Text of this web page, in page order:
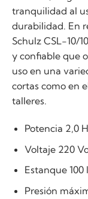
tranquilidad al
durabilidad. En
Schulz CSL-10/
y confiable que
uso en una
cortas como en
talleres.
Potencia 2,0
Voltaje 220
Estanque 100
Presión